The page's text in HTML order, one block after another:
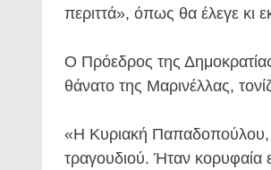
περιττά», όπως θα έλεγε κι
Ο Πρόεδρος της
θάνατο της Μαρινέλλας,
«Η Κυριακή Παπαδοπούλου,
τραγουδιού. Ήταν κορυφαία